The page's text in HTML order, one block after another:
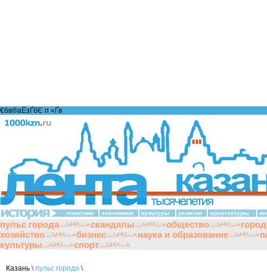
€бв®аЁзҐбЄ п «Ґ­в
политики экономики культуры религии архитектуры
пульс города скандалы общество
хозяйство
бизнес наука и образование
культуры
спорт
Казань \ пульс города \